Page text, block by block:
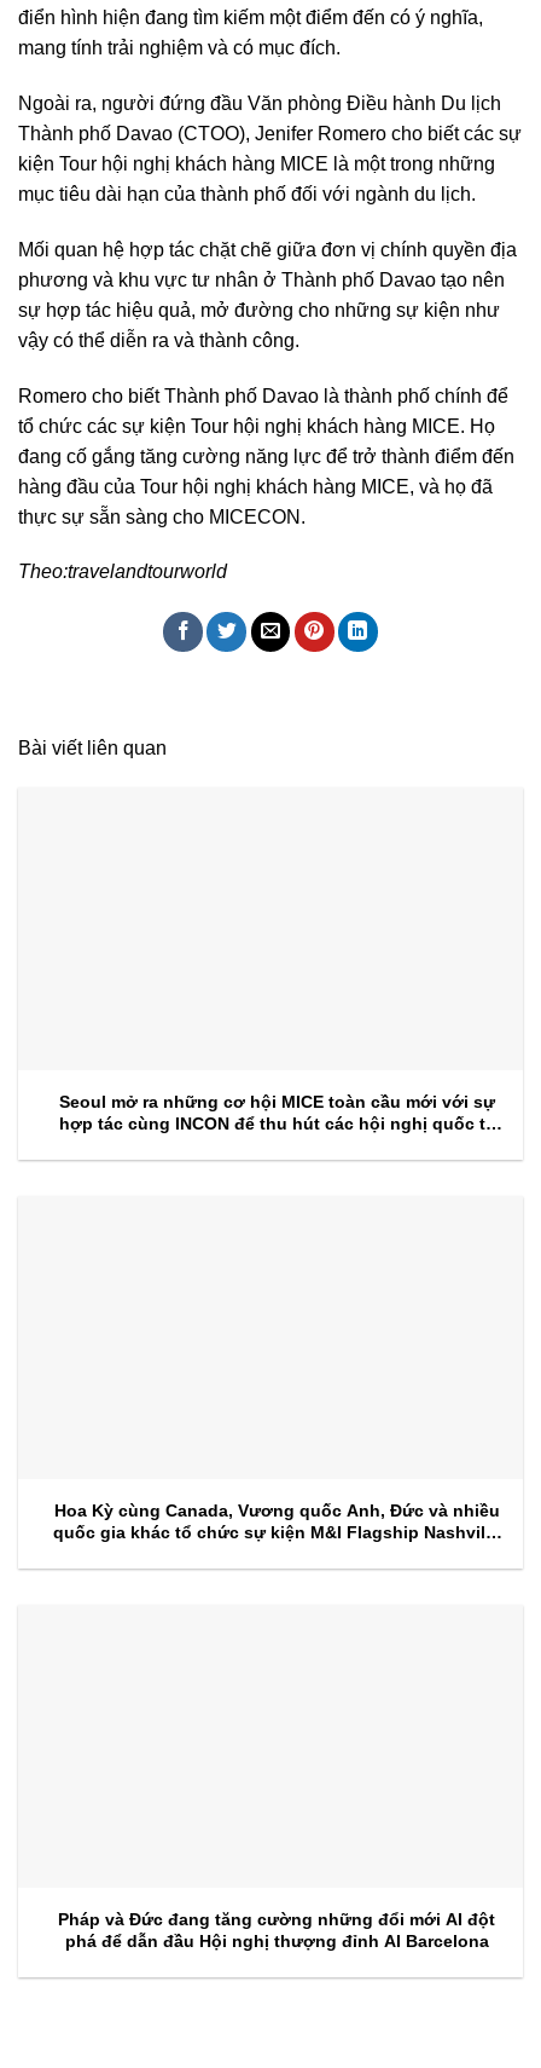
điển hình hiện đang tìm kiếm một điểm đến có ý nghĩa,
mang tính trải nghiệm và có mục đích.
Ngoài ra, người đứng đầu Văn phòng Điều hành Du lịch
Thành phố Davao (CTOO), Jenifer Romero cho biết các sự
kiện Tour hội nghị khách hàng MICE là một trong những
mục tiêu dài hạn của thành phố đối với ngành du lịch.
Mối quan hệ hợp tác chặt chẽ giữa đơn vị chính quyền địa
phương và khu vực tư nhân ở Thành phố Davao tạo nên
sự hợp tác hiệu quả, mở đường cho những sự kiện như
vậy có thể diễn ra và thành công.
Romero cho biết Thành phố Davao là thành phố chính để
tổ chức các sự kiện Tour hội nghị khách hàng MICE. Họ
đang cố gắng tăng cường năng lực để trở thành điểm đến
hàng đầu của Tour hội nghị khách hàng MICE, và họ đã
thực sự sẵn sàng cho MICECON.
Theo:travelandtourworld
Bài viết liên quan
Seoul mở ra những cơ hội MICE toàn cầu mới với sự
hợp tác cùng INCON để thu hút các hội nghị quốc tế
Hoa Kỳ cùng Canada, Vương quốc Anh, Đức và nhiều
quốc gia khác tổ chức sự kiện M&I Flagship Nashville
Pháp và Đức đang tăng cường những đổi mới AI đột
phá để dẫn đầu Hội nghị thượng đỉnh AI Barcelona